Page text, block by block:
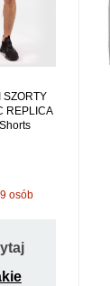
SZORTY
REPLICA
osób